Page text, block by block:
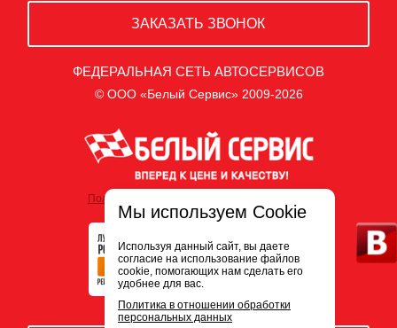
ЗАКАЗАТЬ ЗВОНОК
ФЕДЕРАЛЬНАЯ СЕТЬ АВТОСЕРВИСОВ
© ООО «Белый Сервис» 2009-2026
Политика обработки персональных данных
Мы используем Cookie
Используя данный сайт, вы даете
согласие на использование файлов
cookie, помогающих нам сделать его
удобнее для вас.
Политика в отношении обработки
персональных данных